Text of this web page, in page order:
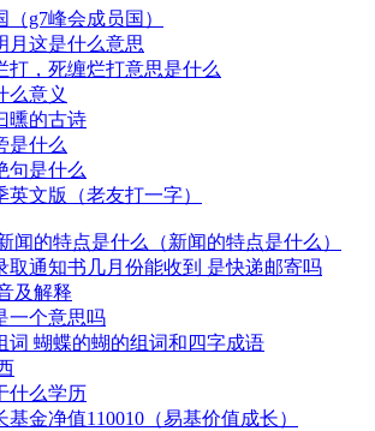
（g7峰会成员国）
月这是什么意思
打，死缠烂打意思是什么
么意义
曛的古诗
是什么
句是什么
英文版（老友打一字）
闻的特点是什么（新闻的特点是什么）
取通知书几月份能收到 是快递邮寄吗
及解释
一个意思吗
词 蝴蝶的蝴的组词和四字成语
什么学历
金净值110010（易基价值成长）